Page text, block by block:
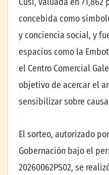
concebida como
y conciencia social, y
espacios como la
el Centro Comercial
objetivo de acercar el
sensibilizar sobre
El sorteo, autorizado
Gobernación bajo el
20260062PS02, se